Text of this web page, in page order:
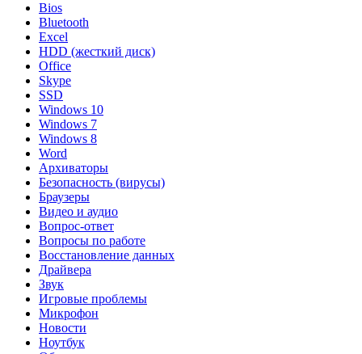
Bios
Bluetooth
Excel
HDD (жесткий диск)
Office
Skype
SSD
Windows 10
Windows 7
Windows 8
Word
Архиваторы
Безопасность (вирусы)
Браузеры
Видео и аудио
Вопрос-ответ
Вопросы по работе
Восстановление данных
Драйвера
Звук
Игровые проблемы
Микрофон
Новости
Ноутбук